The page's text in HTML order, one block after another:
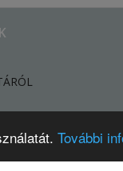
További